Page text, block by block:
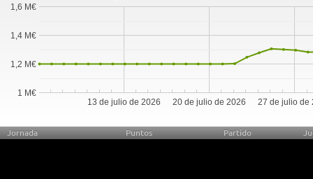
13 de julio de 2026 20 de julio de 2026 27 de julio de
1 M€
1,2 M€
1,4 M€
1,6 M€
Jornada Puntos Partido